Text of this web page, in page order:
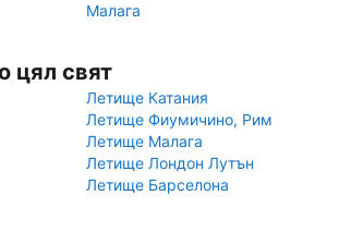
Малага
цял свят
Летище Катания
Летище Фиумичино, Рим
Летище Малага
Летище Лондон Лутън
Летище Барселона